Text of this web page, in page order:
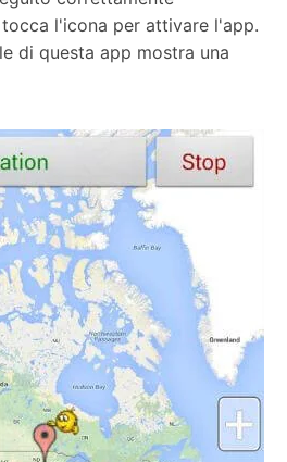
l'icona per attivare l'app.
di questa app mostra una